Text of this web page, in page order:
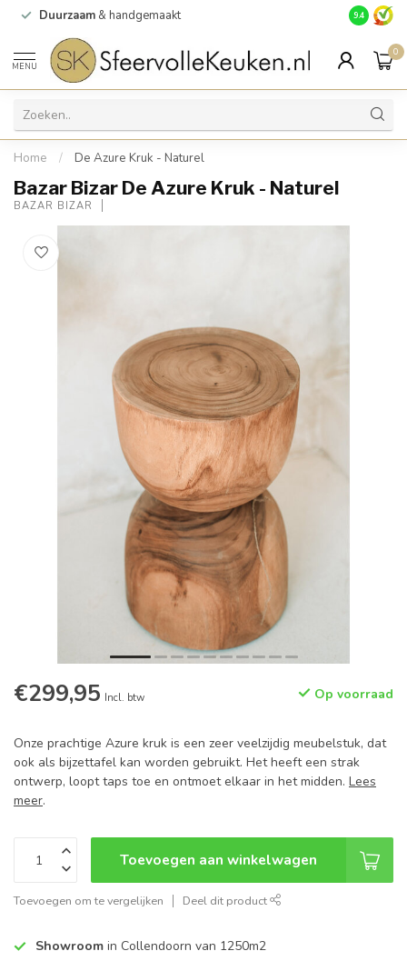
Duurzaam & handgemaakt Gratis
9.4
MENU
0
Home / De Azure Kruk - Naturel
Bazar Bizar De Azure Kruk - Naturel
BAZAR BIZAR
€299,95 Incl. btw Op voorraad
Onze prachtige Azure kruk is een zeer veelzijdig meubelstuk, dat
ook als bijzettafel kan worden gebruikt. Het heeft een strak
ontwerp, loopt taps toe en ontmoet elkaar in het midden. Lees
meer.
Toevoegen aan winkelwagen
Toevoegen om te vergelijken Deel dit product
Showroom in Collendoorn van 1250m2